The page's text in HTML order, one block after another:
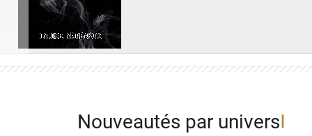
Nouveautés par univers